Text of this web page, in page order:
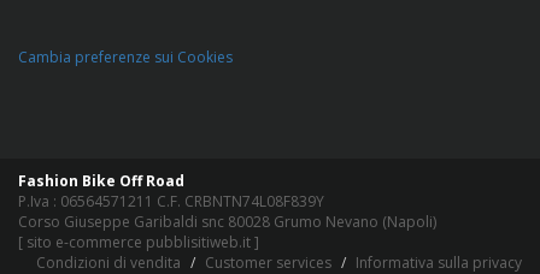
Cambia preferenze sui Cookies
Fashion Bike Off Road
P.Iva : 06564571211 C.F. CRBNTN74L08F839Y
Corso Giuseppe Garibaldi snc 80028 Grumo Nevano (Napoli)
[ sito e-commerce pubblisitiweb.it]
Condizioni di vendita
Customer services Informativa sulla privacy